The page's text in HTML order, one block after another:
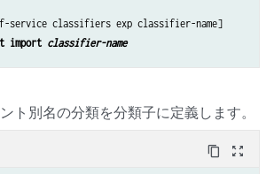
service classifiers exp classifier-name]
import classifier-name
ト別名の分類を分類子に定義します。
content_copy zoom_out_map